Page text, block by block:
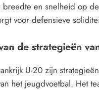
en snelheid op
voor defensieve
de strategieën
U-20 zijn
het jeugdvoetbal. Het